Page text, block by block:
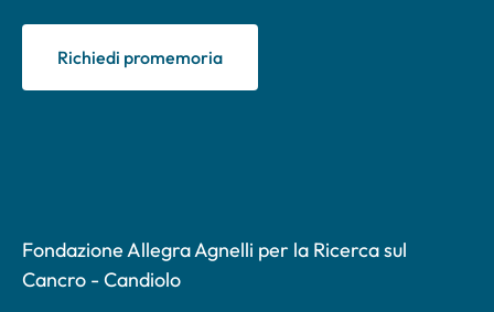
Richiedi promemoria
Fondazione Allegra Agnelli per la Ricerca sul
Cancro - Candiolo